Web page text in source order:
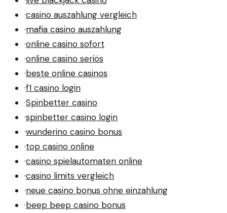
·casino auszahlung vergleich
·mafia casino auszahlung
·online casino sofort
·online casino seriös
·beste online casinos
·f1 casino login
·Spinbetter casino
·spinbetter casino login
·wunderino casino bonus
·top casino online
·casino spielautomaten online
·casino limits vergleich
·neue casino bonus ohne einzahlung
·beep beep casino bonus